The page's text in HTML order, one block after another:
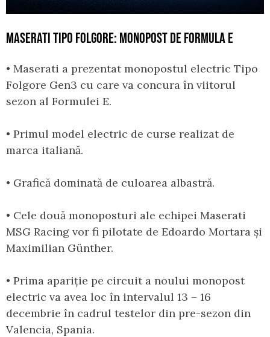
MASERATI TIPO FOLGORE: MONOPOST DE FORMULA E
• Maserati a prezentat monopostul electric Tipo
Folgore Gen3 cu care va concura în viitorul
sezon al Formulei E.
• Primul model electric de curse realizat de
marca italiană.
• Grafică dominată de culoarea albastră.
• Cele două monoposturi ale echipei Maserati
MSG Racing vor fi pilotate de Edoardo Mortara și
Maximilian Günther.
• Prima apariție pe circuit a noului monopost
electric va avea loc în intervalul 13 – 16
decembrie în cadrul testelor din pre-sezon din
Valencia, Spania.